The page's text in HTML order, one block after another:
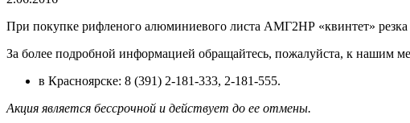
При покупке рифленого алюминиевого листа АМГ2НР «квинтет»
За более подробной информацией обращайтесь, пожалуйста, к нашим
в Красноярске: 8 (391) 2-181-333, 2-181-555.
Акция является бессрочной и действует до ее отмены.